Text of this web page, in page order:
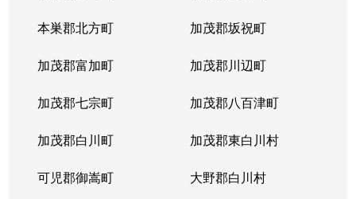
本巣郡北方町 加茂郡坂祝町
加茂郡富加町 加茂郡川辺町
加茂郡七宗町 加茂郡八百津町
加茂郡白川町 加茂郡東白川村
可児郡御嵩町 大野郡白川村